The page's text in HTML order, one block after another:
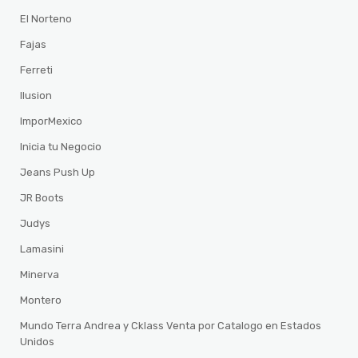
El Norteno
Fajas
Ferreti
Ilusion
ImporMexico
Inicia tu Negocio
Jeans Push Up
JR Boots
Judys
Lamasini
Minerva
Montero
Mundo Terra Andrea y Cklass Venta por Catalogo en Estados
Unidos